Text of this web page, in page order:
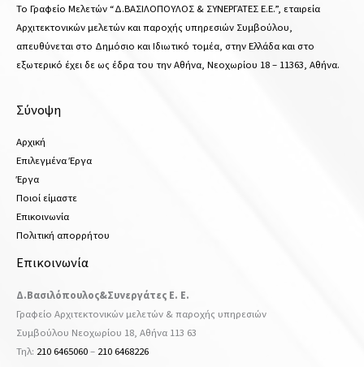
Το Γραφείο Μελετών “Δ.ΒΑΣΙΛΟΠΟΥΛΟΣ & ΣΥΝΕΡΓΑΤΕΣ Ε.Ε.”, εταιρεία
Αρχιτεκτονικών μελετών και παροχής υπηρεσιών Συμβούλου,
απευθύνεται στο Δημόσιο και Ιδιωτικό τομέα, στην Ελλάδα και στο
εξωτερικό έχει δε ως έδρα του την Αθήνα, Νεοχωρίου 18 – 11363, Αθήνα.
Σύνοψη
Αρχική
Επιλεγμένα Έργα
Έργα
Ποιοί είμαστε
Επικοινωνία
Πολιτική απορρήτου
Επικοινωνία
Δ.Βασιλόπουλος&Συνεργάτες Ε. Ε.
Γραφείο Αρχιτεκτονικών μελετών & παροχής υπηρεσιών
Συμβούλου Νεοχωρίου 18, Αθήνα 113 63
Τηλ: 210 6465060– 210 6468226